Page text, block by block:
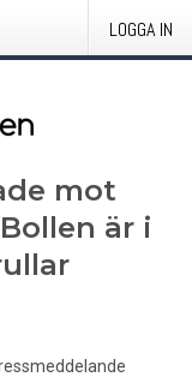
LOGGA IN
mot
är i